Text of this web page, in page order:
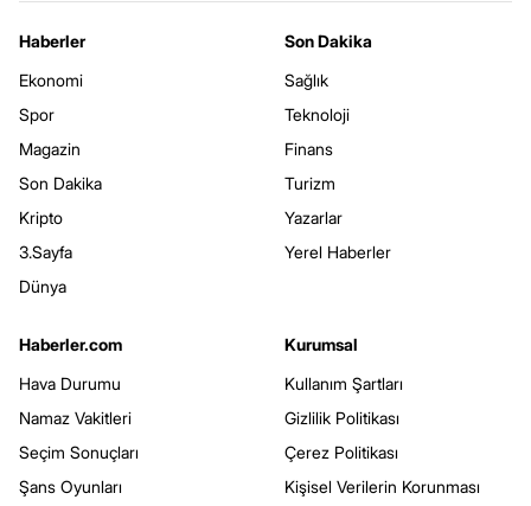
Haberler
Ekonomi
Spor
Magazin
Son Dakika
Kripto
3.Sayfa
Dünya
Son Dakika
Sağlık
Teknoloji
Finans
Turizm
Yazarlar
Yerel Haberler
Haberler.com
Hava Durumu
Namaz Vakitleri
Seçim Sonuçları
Şans Oyunları
Kurumsal
Kullanım Şartları
Gizlilik Politikası
Çerez Politikası
Kişisel Verilerin Korunması